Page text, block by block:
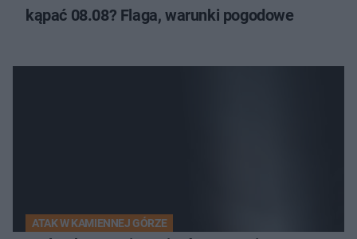
kąpać 08.08? Flaga, warunki pogodowe
ATAK W KAMIENNEJ GÓRZE